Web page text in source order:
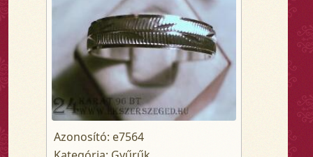
Azonosító: e7564